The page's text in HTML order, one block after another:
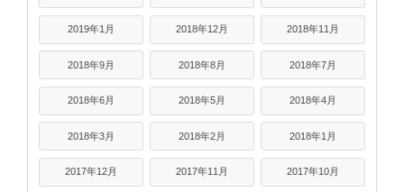
2019年1月 2018年12月 2018年11月
2018年9月 2018年8月 2018年7月
2018年6月 2018年5月 2018年4月
2018年3月 2018年2月 2018年1月
2017年12月 2017年11月 2017年10月